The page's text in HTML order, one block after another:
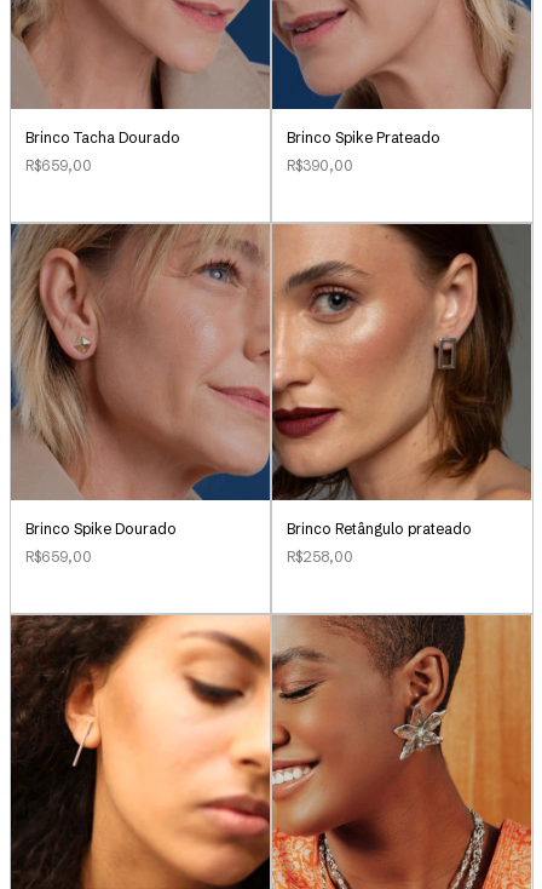
Brinco Tacha Dourado
R$659,00
Brinco Spike Prateado
R$390,00
Brinco Spike Dourado
R$659,00
Brinco Retângulo prateado
R$258,00